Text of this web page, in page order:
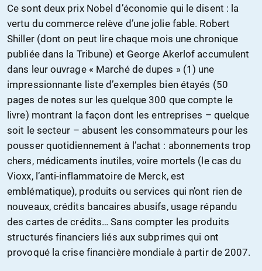
Ce sont deux prix Nobel d’économie qui le disent : la
vertu du commerce relève d’une jolie fable. Robert
Shiller (dont on peut lire chaque mois une chronique
publiée dans la Tribune) et George Akerlof accumulent
dans leur ouvrage « Marché de dupes » (1) une
impressionnante liste d’exemples bien étayés (50
pages de notes sur les quelque 300 que compte le
livre) montrant la façon dont les entreprises – quelque
soit le secteur – abusent les consommateurs pour les
pousser quotidiennement à l’achat : abonnements trop
chers, médicaments inutiles, voire mortels (le cas du
Vioxx, l’anti-inflammatoire de Merck, est
emblématique), produits ou services qui n’ont rien de
nouveaux, crédits bancaires abusifs, usage répandu
des cartes de crédits… Sans compter les produits
structurés financiers liés aux subprimes qui ont
provoqué la crise financière mondiale à partir de 2007.